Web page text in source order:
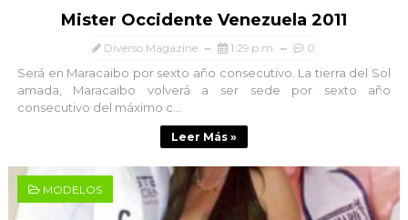
Mister Occidente Venezuela 2011
Diverso Magazine 1:29 p.m. 0
Será en Maracaibo por sexto año consecutivo. La tierra del Sol
amada, Maracaibo volverá a ser sede por sexto año
consecutivo del máximo c...
Leer Más »
MODELOS